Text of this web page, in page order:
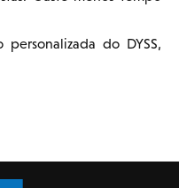
personalizada do DYSS,